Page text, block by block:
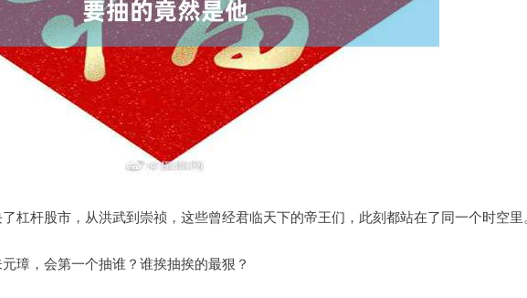
杠杆股市，从洪武到崇祯，这些曾经君临天下的帝王们，此刻都站在了同一个时空里
，会第一个抽谁？谁挨抽挨的最狠？